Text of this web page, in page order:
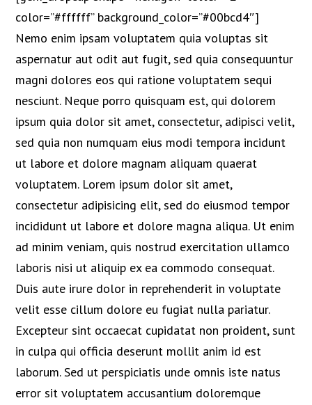
color=”#ffffff” background_color=”#00bcd4″]
Nemo enim ipsam voluptatem quia voluptas sit
aspernatur aut odit aut fugit, sed quia consequuntur
magni dolores eos qui ratione voluptatem sequi
nesciunt. Neque porro quisquam est, qui dolorem
ipsum quia dolor sit amet, consectetur, adipisci velit,
sed quia non numquam eius modi tempora incidunt
ut labore et dolore magnam aliquam quaerat
voluptatem. Lorem ipsum dolor sit amet,
consectetur adipisicing elit, sed do eiusmod tempor
incididunt ut labore et dolore magna aliqua. Ut enim
ad minim veniam, quis nostrud exercitation ullamco
laboris nisi ut aliquip ex ea commodo consequat.
Duis aute irure dolor in reprehenderit in voluptate
velit esse cillum dolore eu fugiat nulla pariatur.
Excepteur sint occaecat cupidatat non proident, sunt
in culpa qui officia deserunt mollit anim id est
laborum. Sed ut perspiciatis unde omnis iste natus
error sit voluptatem accusantium doloremque